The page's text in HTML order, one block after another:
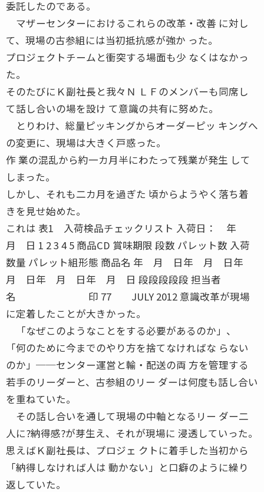
委託したのである。
マザーセンターにおけるこれらの改革・改善 に対し
て、現場の古参組には当初抵抗感が強か った。
プロジェクトチームと衝突する場面も少 なくはなかっ
た。
そのたびにＫ副社長と我々Ｎ ＬＦのメンバーも同席し
て話し合いの場を設け て意識の共有に努めた。
とりわけ、総量ピッキングからオーダーピッ キングへ
の変更に、現場は大きく戸惑った。
作 業の混乱から約一カ月半にわたって残業が発生 して
しまった。
しかし、それも二カ月を過ぎた 頃からようやく落ち着
きを見せ始めた。
これは 表1 入荷検品チェックリスト 入荷日： 年
月 日 1 2 3 4 5 商品CD 賞味期限 段数 パレット数 入荷
数量 パレット組形態 商品名 年 月 日年 月 日年
月 日年 月 日年 月 日 段段段段段 担当者
名 印 77 JULY 2012 意識改革が現場
に定着したことが大きかった。
「なぜこのようなことをする必要があるのか」、
「何のために今までのやり方を捨てなければな らない
のか」──センター運営と輸・配送の両 方を管理する
若手のリーダーと、古参組のリー ダーは何度も話し合い
を重ねていた。
その話し合いを通して現場の中軸となるリー ダー二
人に?納得感?が芽生え、それが現場に 浸透していった。
思えばＫ副社長は、プロジェ クトに着手した当初から
「納得しなければ人は 動かない」と口癖のように繰り
返していた。